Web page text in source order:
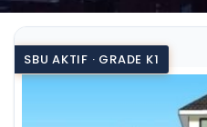
SBU AKTIF · GRADE K1